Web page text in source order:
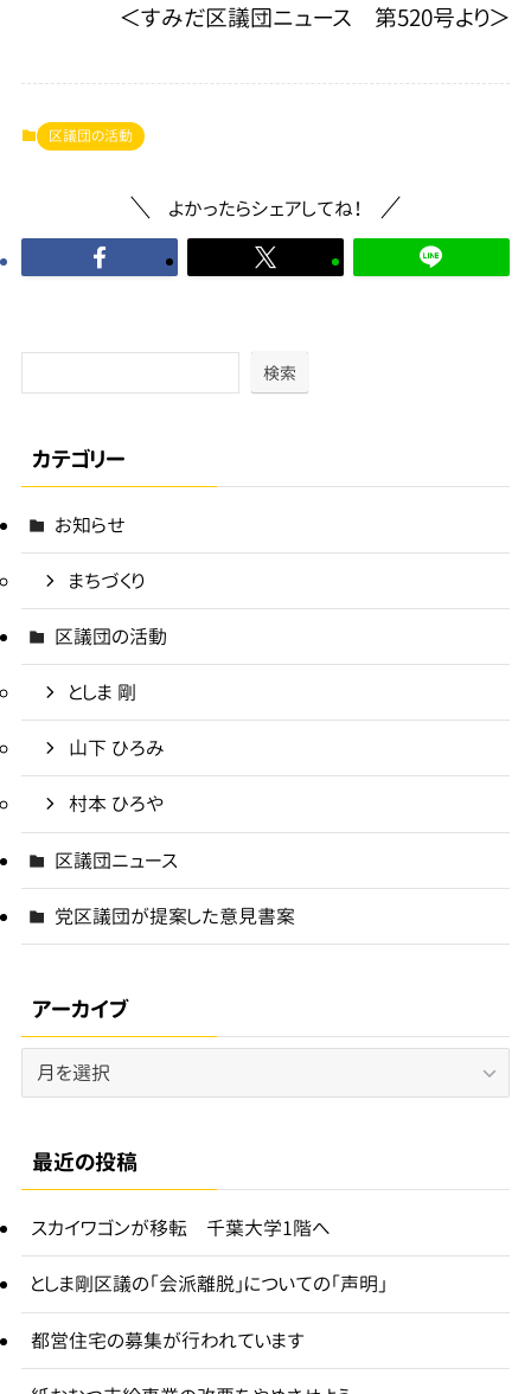
＜すみだ区議団ニュース 第520号より＞
区議団の活動
よかったらシェアしてね！
検索
カテゴリー
お知らせ
まちづくり
区議団の活動
としま 剛
山下 ひろみ
村本 ひろや
区議団ニュース
党区議団が提案した意見書案
アーカイブ
ー
イ
ブ
最近の投稿
スカイワゴンが移転 千葉大学1階へ
としま剛区議の「会派離脱」についての「声明」
都営住宅の募集が行われています